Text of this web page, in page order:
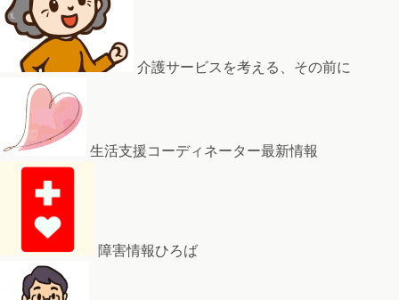
介護サービスを考える、その前に
生活支援コーディネーター最新情報
障害情報ひろば